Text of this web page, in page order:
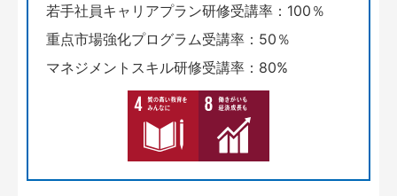
若手社員キャリアプラン研修受講率：100％
重点市場強化プログラム受講率：50％
マネジメントスキル研修受講率：80%